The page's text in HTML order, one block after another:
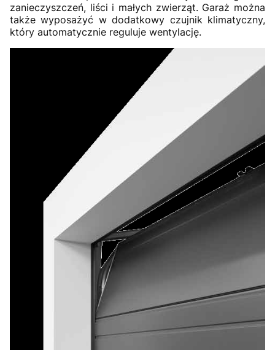
zanieczyszczeń, liści i małych zwierząt. Garaż można
także wyposażyć w dodatkowy czujnik klimatyczny,
który automatycznie reguluje wentylację.